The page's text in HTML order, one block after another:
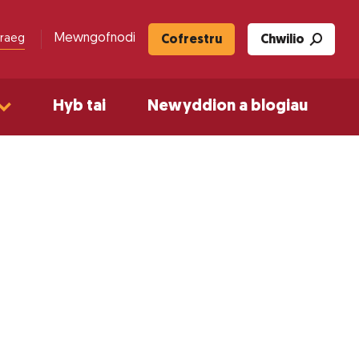
Mewngofnodi Cofrestru Chwilio
Hyb tai Newyddion a blogiau